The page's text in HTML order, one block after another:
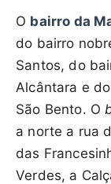
O bairro da
do bairro
Santos, do
Alcântara e
São Bento. O
a norte a rua
das
Verdes, a